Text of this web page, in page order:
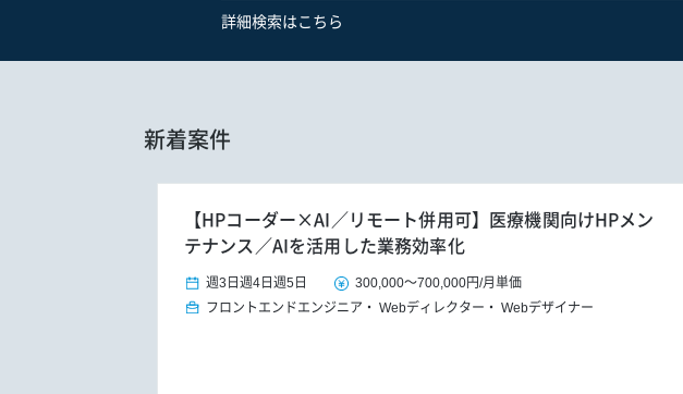
詳細検索はこちら
新着案件
【HPコーダー×AI／リモート併用可】医療機関向けHPメン
テナンス／AIを活用した業務効率化
週3日 週4日 週5日 300,000～700,000円/月単価
フロントエンドエンジニア
Webディレクター Webデザイナー